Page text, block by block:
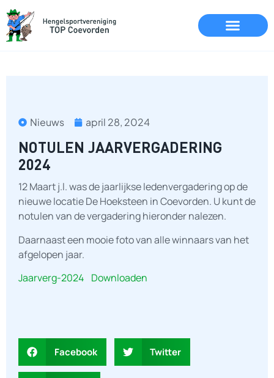
Nieuws april 28, 2024
NOTULEN JAARVERGADERING
2024
12 Maart j.l. was de jaarlijkse ledenvergadering op de
nieuwe locatie De Hoeksteen in Coevorden. U kunt de
notulen van de vergadering hieronder nalezen.
Daarnaast een mooie foto van alle winnaars van het
afgelopen jaar.
Jaarverg-2024 Downloaden
Facebook Twitter